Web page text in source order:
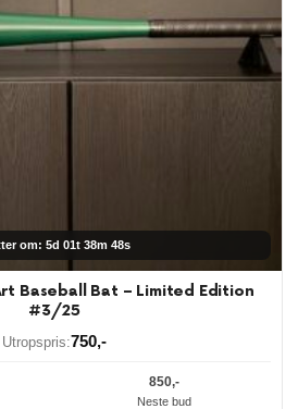
om: 5d 01t 38m 48s
Baseball Bat – Limited Edition
#3/25
Utropspris:750,-
850,-
Neste bud